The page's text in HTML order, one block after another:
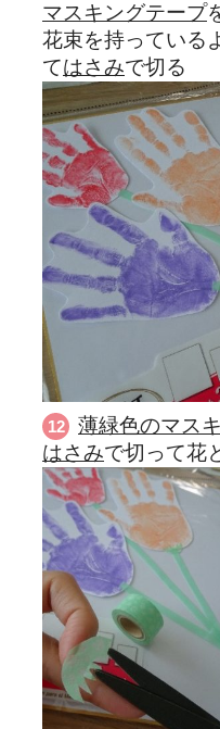
マスキングテープ
花束を持っている
てはさみで切る
薄緑色のマス
はさみで切って花